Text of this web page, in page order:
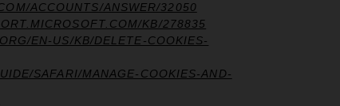
ACCOUNTS/ANSWER/32050
KB/278835
EN-US/KB/DELETE-COOKIES-
SAFARI/MANAGE-COOKIES-AND-